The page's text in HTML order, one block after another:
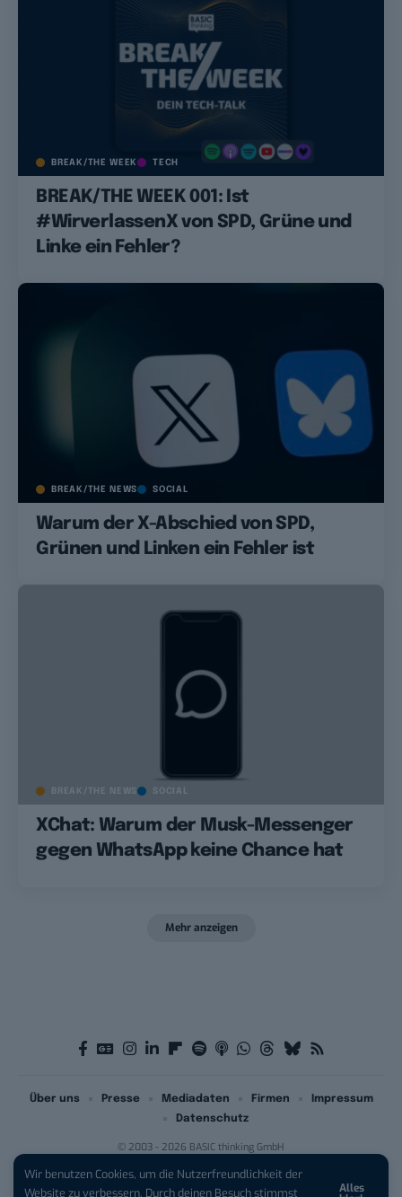
Wir benutzen Cookies, um die Nutzerfreundlichkeit der
Website zu verbessern. Durch deinen Besuch stimmst
Alles
BREAK/THE WEEK TECH
BREAK/THE WEEK 001: Ist
#WirverlassenX von SPD, Grüne und
Linke ein Fehler?
BREAK/THE NEWS SOCIAL
Warum der X-Abschied von SPD,
Grünen und Linken ein Fehler ist
BREAK/THE NEWS SOCIAL
XChat: Warum der Musk-Messenger
gegen WhatsApp keine Chance hat
Mehr anzeigen
© 2003 - 2026 BASIC thinking GmbH
Über uns Presse Mediadaten Firmen
Impressum
Datenschutz
iPhone 17 Pro sichern:Für 1 € +